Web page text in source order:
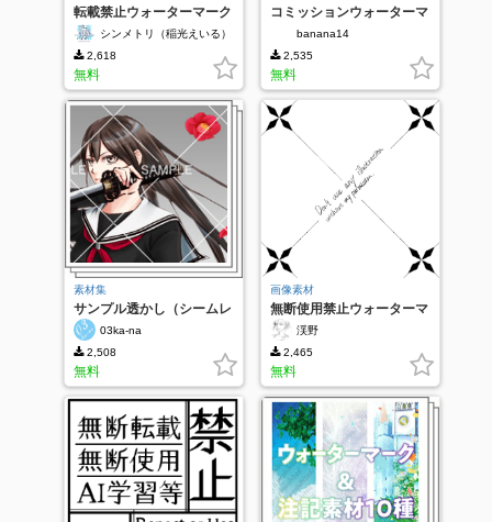
転載禁止ウォーターマーク
シンメトリ（稲光えいる）
2,618
無料
コミッションウォーターマ
banana14
2,535
無料
素材集
サンプル透かし（シームレ
ス） 03ka-na
2,508
無料
画像素材
無断使用禁止ウォーターマ
ーク 渓野
2,465
無料